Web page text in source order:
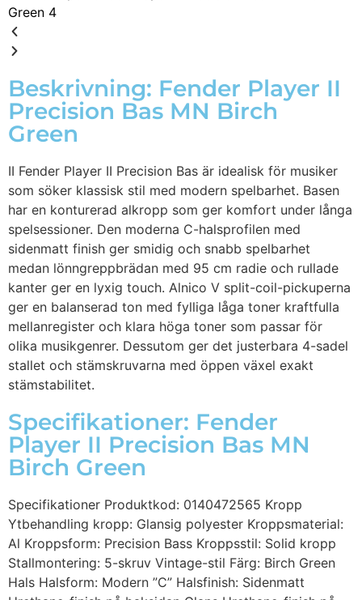
Beskrivning: Fender Player II
Precision Bas MN Birch
Green
II Fender Player II Precision Bas är idealisk för musiker
som söker klassisk stil med modern spelbarhet. Basen
har en konturerad alkropp som ger komfort under långa
spelsessioner. Den moderna C-halsprofilen med
sidenmatt finish ger smidig och snabb spelbarhet
medan lönngreppbrädan med 95 cm radie och rullade
kanter ger en lyxig touch. Alnico V split-coil-pickuperna
ger en balanserad ton med fylliga låga toner kraftfulla
mellanregister och klara höga toner som passar för
olika musikgenrer. Dessutom ger det justerbara 4-sadel
stallet och stämskruvarna med öppen växel exakt
stämstabilitet.
Specifikationer: Fender
Player II Precision Bas MN
Birch Green
Specifikationer Produktkod: 0140472565 Kropp
Ytbehandling kropp: Glansig polyester Kroppsmaterial:
Al Kroppsform: Precision Bass Kroppsstil: Solid kropp
Stallmontering: 5-skruv Vintage-stil Färg: Birch Green
Hals Halsform: Modern ”C” Halsfinish: Sidenmatt